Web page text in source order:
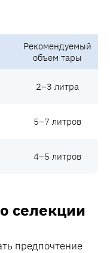
Рекомендуемый
объем тары
2–3 литра
5–7 литров
4–5 литров
селекции
предпочтение